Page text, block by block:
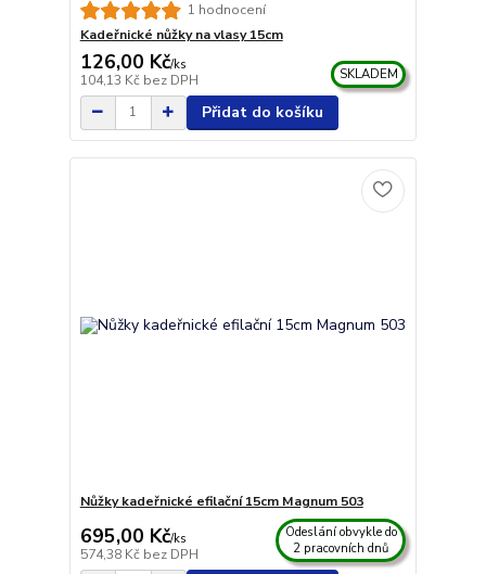
1 hodnocení
Kadeřnické nůžky na vlasy 15cm
126,00 Kč/ks
104,13 Kč bez DPH SKLADEM
Přidat do košíku
Nůžky kadeřnické efilační 15cm Magnum 503
695,00 Kč/ks
574,38 Kč bez DPH
Odeslání obvykle do
2 pracovních dnů